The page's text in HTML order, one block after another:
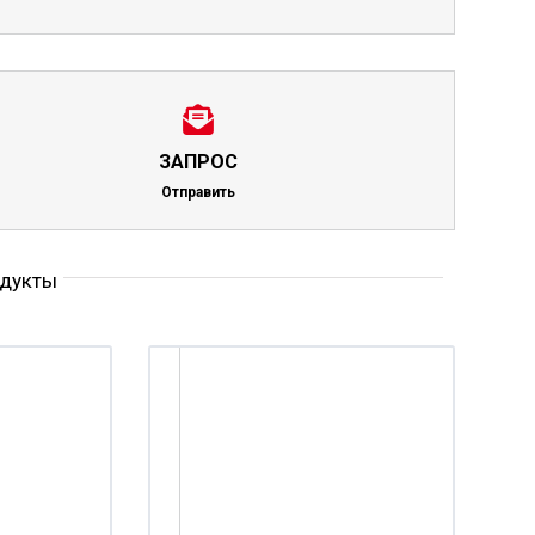
ЗАПРОС
Отправить
продуктов,
спиралью PVC STAR
Выбрать
продуктов,
спиралью из
жесткого ПВХ STAR
PS
параметры →
промывочной